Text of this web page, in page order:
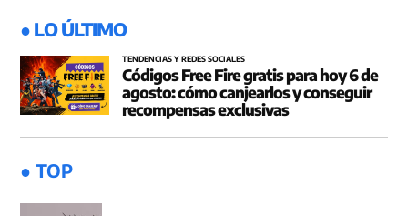
● LO ÚLTIMO
TENDENCIAS Y REDES SOCIALES
Códigos Free Fire gratis para hoy 6 de
agosto: cómo canjearlos y conseguir
recompensas exclusivas
● TOP